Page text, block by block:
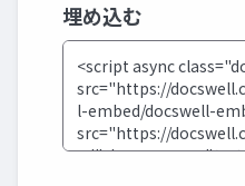
埋め込む